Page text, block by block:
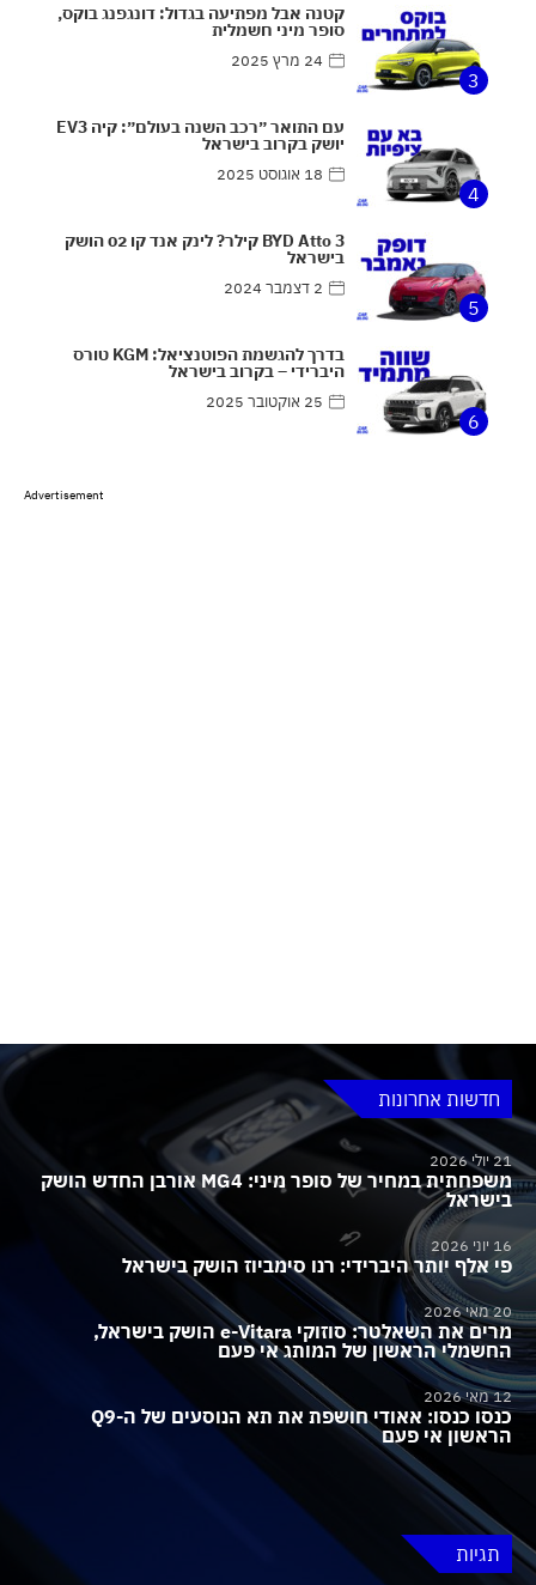
3
קטנה אבל מפתיעה בגדול: דונגפנג בוקס,
סופר מיני חשמלית
24 מרץ 2025
4
עם התואר ״רכב השנה בעולם״: קיה EV3
יושק בקרוב בישראל
18 אוגוסט 2025
5
BYD Atto 3 קילר? לינק אנד קו 02 הושק
בישראל
2 דצמבר 2024
6
בדרך להגשמת הפוטנציאל: KGM טורס
היברידי – בקרוב בישראל
25 אוקטובר 2025
Advertisement
חדשות אחרונות
21 יולי 2026
משפחתית במחיר של סופר מיני: MG4 אורבן החדש הושק
בישראל
16 יוני 2026
פי אלף יותר היברידי: רנו סימביוז הושק בישראל
20 מאי 2026
מרים את השאלטר: סוזוקי e-Vitara הושק בישראל,
החשמלי הראשון של המותג אי פעם
12 מאי 2026
כנסו כנסו: אאודי חושפת את תא הנוסעים של ה-Q9
הראשון אי פעם
תגיות